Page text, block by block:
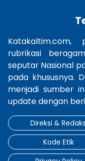
rubrikasi
seputar Nasional
pada khususnya.
menjadi sumber
update dengan
Direksi &
Kode Etik